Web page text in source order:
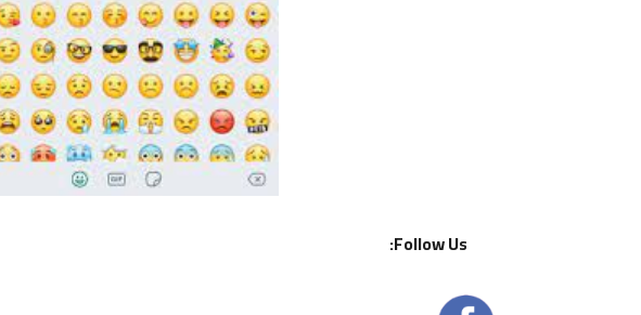
Follow Us: